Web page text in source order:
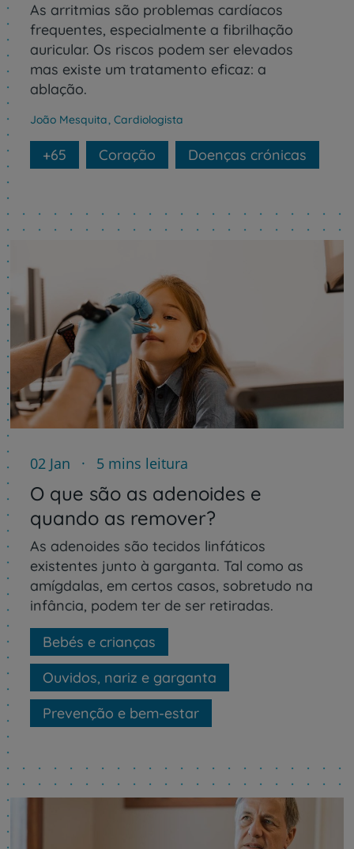
As arritmias são problemas cardíacos
frequentes, especialmente a fibrilhação
auricular. Os riscos podem ser elevados
mas existe um tratamento eficaz: a
ablação.
João Mesquita, Cardiologista
+65 Coração Doenças crónicas
02 Jan 5 mins leitura
O que são as adenoides e
quando as remover?
As adenoides são tecidos linfáticos
existentes junto à garganta. Tal como as
amígdalas, em certos casos, sobretudo na
infância, podem ter de ser retiradas.
Bebés e crianças
Ouvidos, nariz e garganta
Prevenção e bem-estar